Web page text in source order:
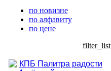
Сертификаты
Для оптовиков
по новизне
по алфавиту
по цене
filter_list